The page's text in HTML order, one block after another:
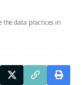
the data practices in